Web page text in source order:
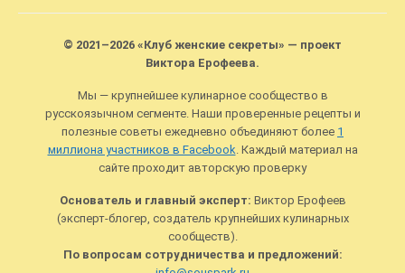
© 2021–2026 «Клуб женские секреты» — проект
Виктора Ерофеева.
Мы — крупнейшее кулинарное сообщество в
русскоязычном сегменте. Наши проверенные рецепты и
полезные советы ежедневно объединяют более 1
миллиона участников в Facebook . Каждый материал на
сайте проходит авторскую проверку
Основатель и главный эксперт: Виктор Ерофеев
(эксперт-блогер, создатель крупнейших кулинарных
сообществ).
По вопросам сотрудничества и предложений: